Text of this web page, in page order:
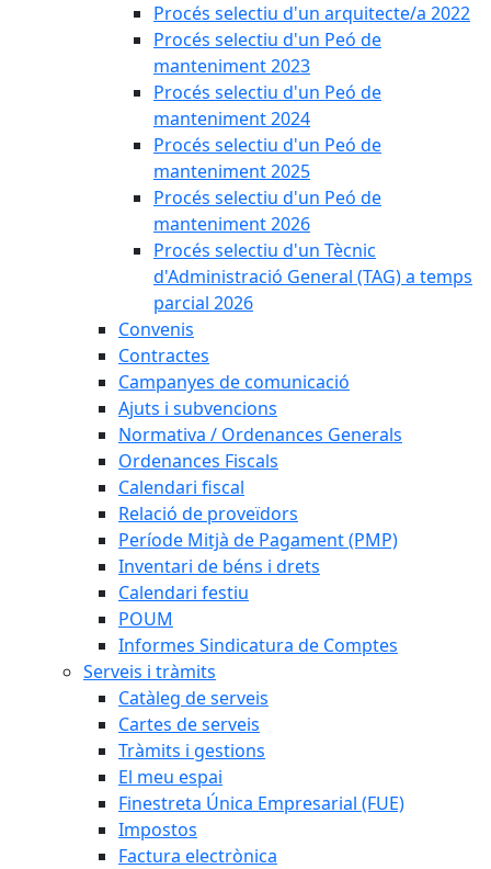
Procés selectiu d'un arquitecte/a 2022
Procés selectiu d'un Peó de
manteniment 2023
Procés selectiu d'un Peó de
manteniment 2024
Procés selectiu d'un Peó de
manteniment 2025
Procés selectiu d'un Peó de
manteniment 2026
Procés selectiu d'un Tècnic
d'Administració General (TAG) a temps
parcial 2026
Convenis
Contractes
Campanyes de comunicació
Ajuts i subvencions
Normativa / Ordenances Generals
Ordenances Fiscals
Calendari fiscal
Relació de proveïdors
Període Mitjà de Pagament (PMP)
Inventari de béns i drets
Calendari festiu
POUM
Informes Sindicatura de Comptes
Serveis i tràmits
Catàleg de serveis
Cartes de serveis
Tràmits i gestions
El meu espai
Finestreta Única Empresarial (FUE)
Impostos
Factura electrònica